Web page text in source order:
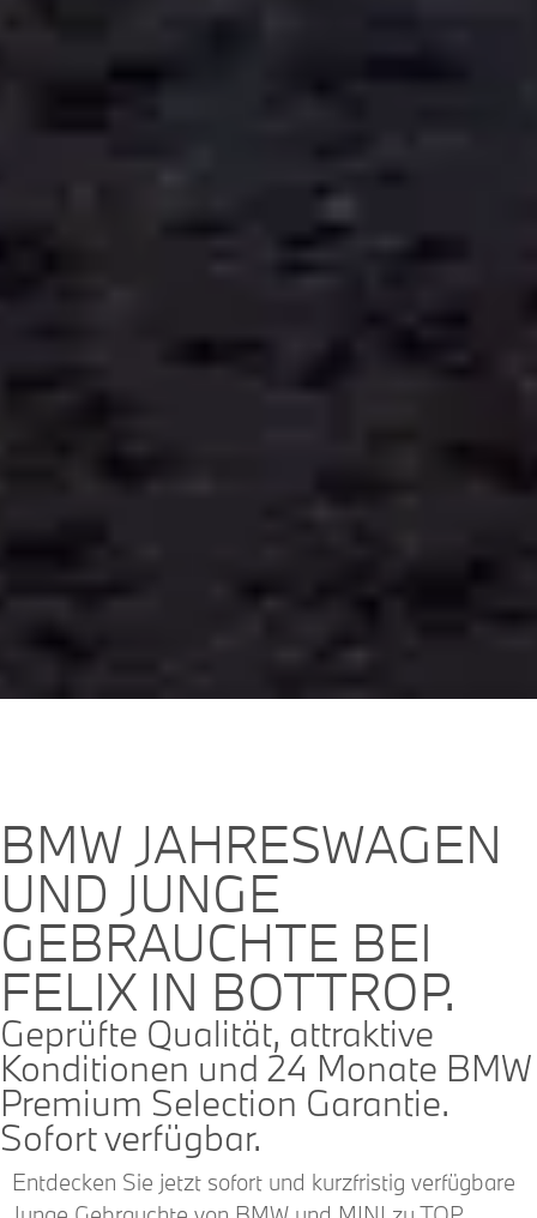
BMW JAHRESWAGEN
UND JUNGE
GEBRAUCHTE BEI
FELIX IN BOTTROP.
Geprüfte Qualität, attraktive
Konditionen und 24 Monate BMW
Premium Selection Garantie.
Sofort verfügbar.
Entdecken Sie jetzt sofort und kurzfristig verfügbare